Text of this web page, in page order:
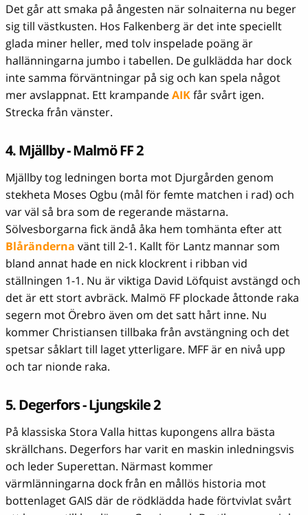
Det går att smaka på ångesten när solnaiterna nu beger
sig till västkusten. Hos Falkenberg är det inte speciellt
glada miner heller, med tolv inspelade poäng är
hallänningarna jumbo i tabellen. De gulklädda har dock
inte samma förväntningar på sig och kan spela något
mer avslappnat. Ett krampandeAIKfår svårt igen.
Strecka från vänster.
4. Mjällby - Malmö FF 2
Mjällby tog ledningen borta mot Djurgården genom
stekheta Moses Ogbu (mål för femte matchen i rad) och
var väl så bra som de regerande mästarna.
Sölvesborgarna fick ändå åka hem tomhänta efter att
Blåränderna vänt till 2-1. Kallt för Lantz mannar som
bland annat hade en nick klockrent i ribban vid
ställningen 1-1. Nu är viktiga David Löfquist avstängd och
det är ett stort avbräck. Malmö FF plockade åttonde raka
segern mot Örebro även om det satt hårt inne. Nu
kommer Christiansen tillbaka från avstängning och det
spetsar såklart till laget ytterligare. MFF är en nivå upp
och tar nionde raka.
5. Degerfors - Ljungskile 2
På klassiska Stora Valla hittas kupongens allra bästa
skrällchans. Degerfors har varit en maskin inledningsvis
och leder Superettan. Närmast kommer
värmlänningarna dock från en mållös historia mot
bottenlaget GAIS där de rödklädda hade förtvivlat svårt